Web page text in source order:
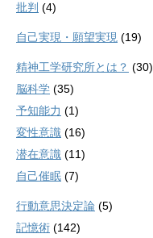
批判 (4)
自己実現・願望実現 (19)
精神工学研究所とは？ (30)
脳科学 (35)
予知能力 (1)
変性意識 (16)
潜在意識 (11)
自己催眠 (7)
行動意思決定論 (5)
記憶術 (142)